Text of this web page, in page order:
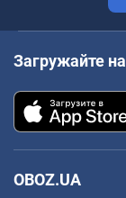
Загружайте
OBOZ.UA